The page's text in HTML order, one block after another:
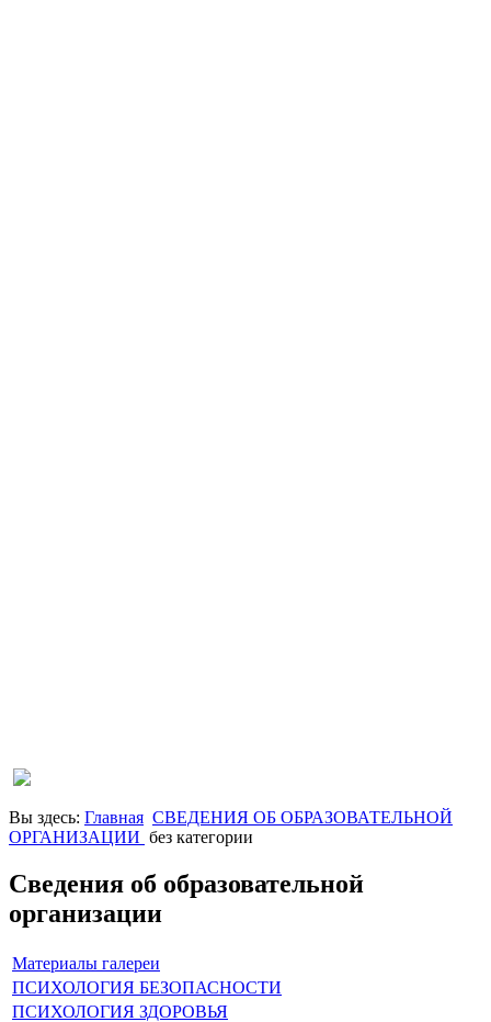
Вы здесь: Главная СВЕДЕНИЯ ОБ ОБРАЗОВАТЕЛЬНОЙ
ОРГАНИЗАЦИИ без категории
Сведения об образовательной
организации
Материалы галереи
ПСИХОЛОГИЯ БЕЗОПАСНОСТИ
ПСИХОЛОГИЯ ЗДОРОВЬЯ